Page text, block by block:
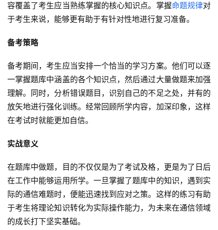
容覆盖了考生应当熟练掌握的核心知识点。掌握命题规律对
于考生来说，能够更有助于有针对性地进行复习准备。
备考策略
备考期间，考生应当安排一个恰当的学习方案。他们可以逐
一掌握题库中涵盖的各个知识点，然后通过大量做题来加强
理解。同时，分析错误题目，识别自己的不足之处，并有的
放矢地进行强化训练。经常回顾所学内容，加深印象，这样
在考试时就能更加自信。
实战意义
在题库中做题，目的不仅仅是为了考试及格，更是为了日后
在工作中能够运用所学。一旦掌握了题库中的知识，遇到实
际的通信难题时，便能迅速找到应对之策。这样的练习有助
于考生将理论知识转化为实际操作能力，为未来在通信领域
的成长打下坚实基础。